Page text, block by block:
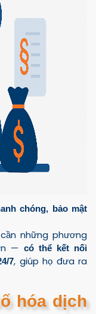
chóng, bảo mật
những phương
— có thể kết nối
7, giúp họ đưa ra
hóa dịch